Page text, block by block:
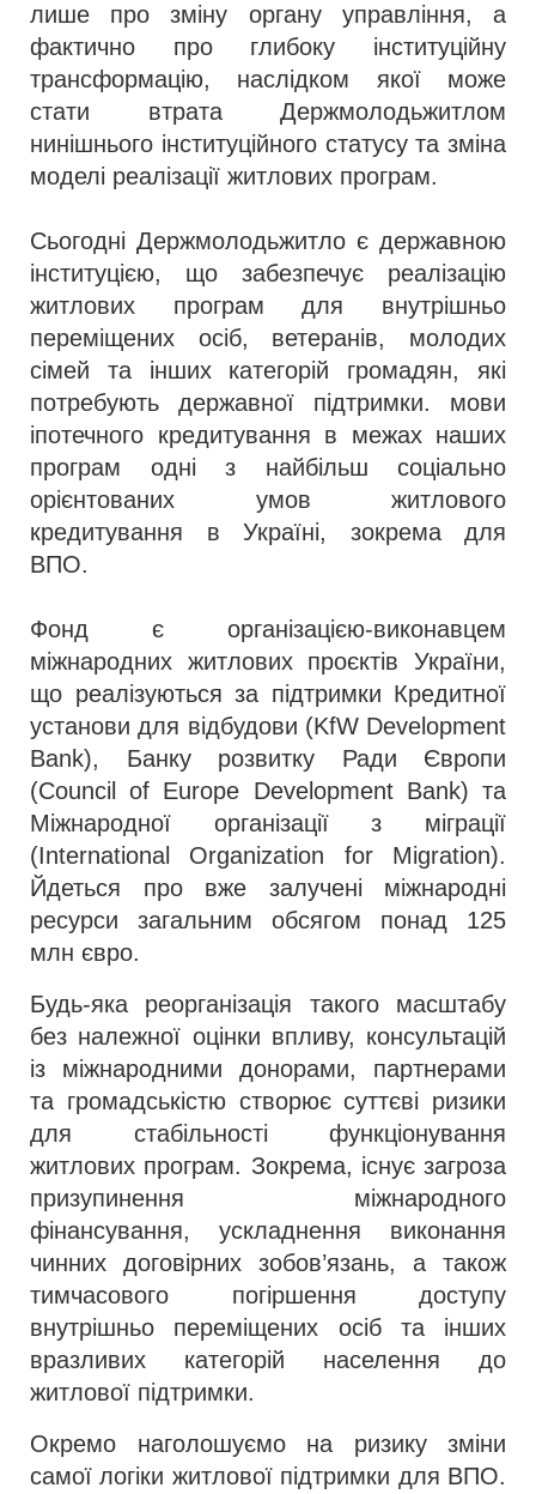
лише про зміну органу управління, а
фактично про глибоку інституційну
трансформацію, наслідком якої може
стати втрата Держмолодьжитлом
нинішнього інституційного статусу та зміна
моделі реалізації житлових програм.
Сьогодні Держмолодьжитло є державною
інституцією, що забезпечує реалізацію
житлових програм для внутрішньо
переміщених осіб, ветеранів, молодих
сімей та інших категорій громадян, які
потребують державної підтримки. мови
іпотечного кредитування в межах наших
програм одні з найбільш соціально
орієнтованих умов житлового
кредитування в Україні, зокрема для
ВПО.
Фонд є організацією-виконавцем
міжнародних житлових проєктів України,
що реалізуються за підтримки Кредитної
установи для відбудови (KfW Development
Bank), Банку розвитку Ради Європи
(Council of Europe Development Bank) та
Міжнародної організації з міграції
(International Organization for Migration).
Йдеться про вже залучені міжнародні
ресурси загальним обсягом понад 125
млн євро.
Будь-яка реорганізація такого масштабу
без належної оцінки впливу, консультацій
із міжнародними донорами, партнерами
та громадськістю створює суттєві ризики
для стабільності функціонування
житлових програм. Зокрема, існує загроза
призупинення міжнародного
фінансування, ускладнення виконання
чинних договірних зобов’язань, а також
тимчасового погіршення доступу
внутрішньо переміщених осіб та інших
вразливих категорій населення до
житлової підтримки.
Окремо наголошуємо на ризику зміни
самої логіки житлової підтримки для ВПО.